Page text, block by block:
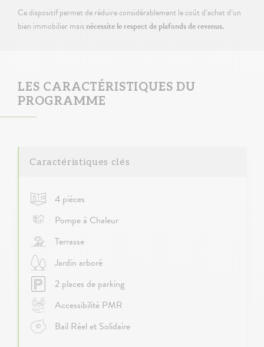
Ce dispositif permet de réduire considérablement le coût d’achat d’un
bien immobilier maisnécessite le respect de plafonds de revenus.
LES CARACTÉRISTIQUES DU
PROGRAMME
Caractéristiques clés
4 pièces
Pompe à Chaleur
Terrasse
Jardin arboré
2 places de parking
Accessibilité PMR
Bail Réel et Solidaire